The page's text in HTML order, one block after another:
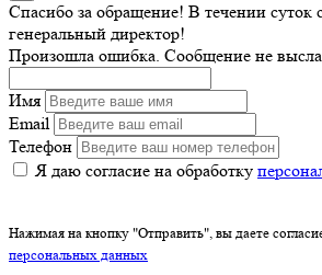
Спасибо за обращение! В течении суток
генеральный директор!
Произошла ошибка. Сообщение не
Имя
Email
Телефон
Я даю согласие на обработку
Нажимая на кнопку "Отправить", вы даете
персональных данных